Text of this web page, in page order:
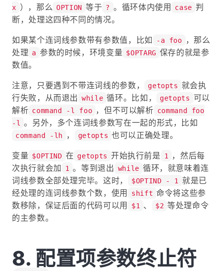
x ），那么 OPTION 等于 ? 。循环体内使用 case 判
断，处理这四种不同的情况。
如果某个连词线参数带有参数值，比如 -a foo
，那么
处理 a 参数的时候，环境变量 $OPTARG 保存的就是参
数值。
注意，只要遇到不带连词线的参数， getopts 就会执
行失败，从而退出 while 循环。比如， getopts
可以
解析 command -l foo ，但不可以解析 command foo
-l
。另外，多个连词线参数写在一起的形式，比如
command -lh ， getopts 也可以正确处理。
变量 $OPTIND 在 getopts 开始执行前是 1
，然后每
次执行就会加
1 。等到退出 while 循环，就意味着连
词线参数全部处理完毕。这时，
$OPTIND - 1
就是已
经处理的连词线参数个数，使用
shift 命令将这些参
数移除，保证后面的代码可以用
$1 、 $2 等处理命令
的主参数。
配置项参数终止符